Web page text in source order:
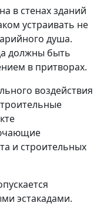
в стенах зданий
устраивать не
душа.
должны быть
в притворах.
воздействия
и строительных
эстакадами.